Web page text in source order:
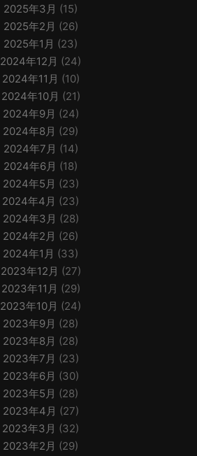
2025年3月 (15)
2025年2月 (26)
2025年1月 (23)
2024年12月 (24)
2024年11月 (10)
2024年10月 (21)
2024年9月 (24)
2024年8月 (29)
2024年7月 (14)
2024年6月 (18)
2024年5月 (23)
2024年4月 (23)
2024年3月 (28)
2024年2月 (26)
2024年1月 (33)
2023年12月 (27)
2023年11月 (29)
2023年10月 (24)
2023年9月 (28)
2023年8月 (28)
2023年7月 (23)
2023年6月 (30)
2023年5月 (28)
2023年4月 (27)
2023年3月 (32)
2023年2月 (29)